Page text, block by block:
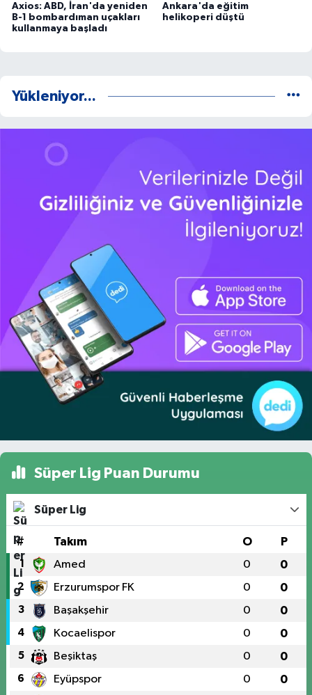
Axios: ABD, İran'da yeniden
B-1 bombardıman uçakları
kullanmaya başladı
Ankara'da eğitim
helikoperi düştü
Yükleniyor...
Süper Lig Puan Durumu
Süper Lig
# Takım O P
1 Amed 0 0
2 Erzurumspor FK 0 0
3 Başakşehir 0 0
4 Kocaelispor 0 0
5 Beşiktaş 0 0
6 Eyüpspor 0 0